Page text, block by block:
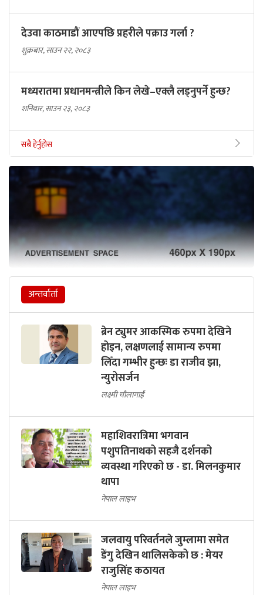
देउवा काठमाडौं आएपछि प्रहरीले पक्राउ गर्ला ?
शुक्रबार, साउन २२, २०८३
मध्यरातमा प्रधानमन्त्रीले किन लेखे–एक्लै लड्नुपर्ने हुन्छ?
शनिबार, साउन २३, २०८३
सबै हेर्नुहोस
अन्तर्वार्ता
ब्रेन ट्युमर आकस्मिक रुपमा देखिने
होइन, लक्षणलाई सामान्य रुपमा
लिँदा गम्भीर हुन्छः डा राजीव झा,
न्युरोसर्जन
लक्ष्मी चौलागाईं
महाशिवरात्रिमा भगवान
पशुपतिनाथको सहजै दर्शनको
व्यवस्था गरिएको छ - डा. मिलनकुमार
थापा
नेपाल लाइभ
जलवायु परिवर्तनले जुम्लामा समेत
डेंगु देखिन थालिसकेको छ : मेयर
राजुसिंह कठायत
नेपाल लाइभ